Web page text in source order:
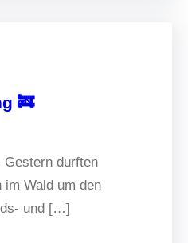
🚒
Gestern durften
im Wald um den
und […]